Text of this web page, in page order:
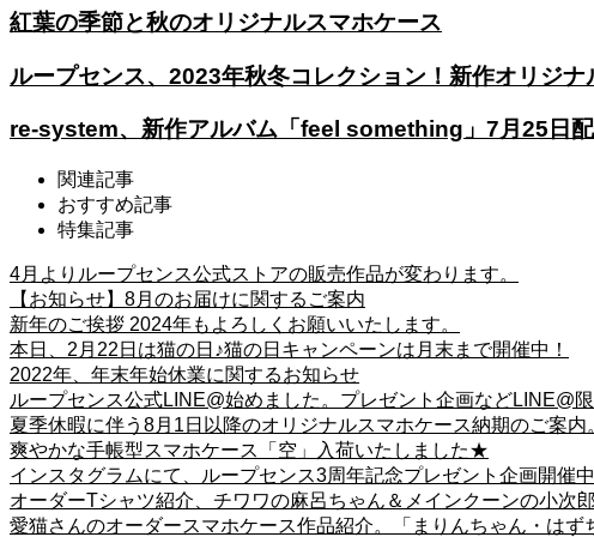
紅葉の季節と秋のオリジナルスマホケース
ループセンス、2023年秋冬コレクション！新作オリジ
re-system、新作アルバム「feel something」7月25日
関連記事
おすすめ記事
特集記事
4月よりループセンス公式ストアの販売作品が変わります。
【お知らせ】8月のお届けに関するご案内
新年のご挨拶 2024年もよろしくお願いいたします。
本日、2月22日は猫の日♪猫の日キャンペーンは月末まで開催中！
2022年、年末年始休業に関するお知らせ
ループセンス公式LINE@始めました。プレゼント企画などLINE@
夏季休暇に伴う8月1日以降のオリジナルスマホケース納期のご案内
爽やかな手帳型スマホケース「空」入荷いたしました★
インスタグラムにて、ループセンス3周年記念プレゼント企画開催中
オーダーTシャツ紹介、チワワの麻呂ちゃん＆メインクーンの小次
愛猫さんのオーダースマホケース作品紹介。「まりんちゃん・は